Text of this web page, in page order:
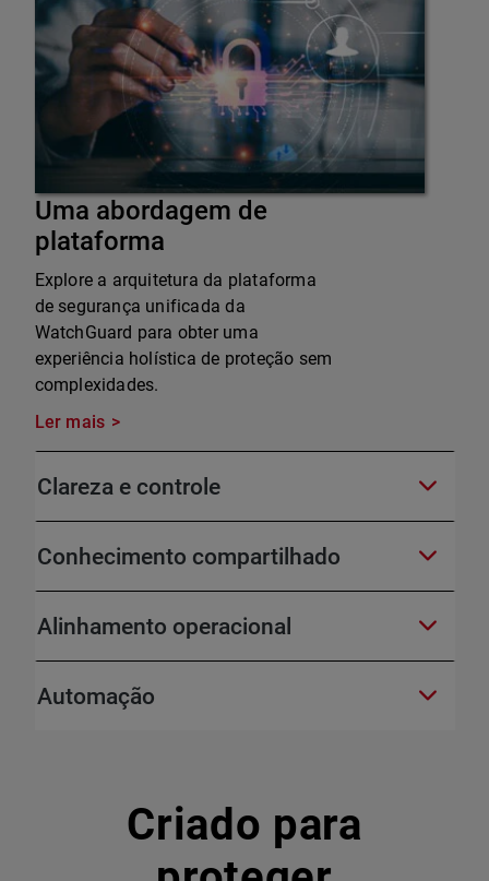
Uma abordagem de
plataforma
Explore a arquitetura da plataforma
de segurança unificada da
WatchGuard para obter uma
experiência holística de proteção sem
complexidades.
Ler mais
Clareza e controle
Conhecimento compartilhado
Alinhamento operacional
Automação
Criado para